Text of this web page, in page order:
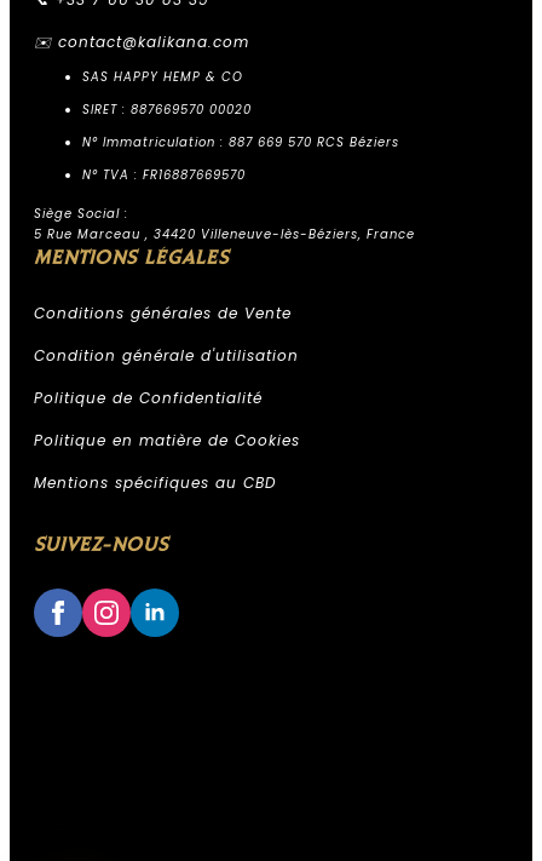
✉️ contact@kalikana.com
SAS HAPPY HEMP & CO
SIRET : 887669570 00020
N° Immatriculation : 887 669 570 RCS Béziers
N° TVA : FR16887669570
Siège Social :
5 Rue Marceau , 34420 Villeneuve-lès-Béziers, France
MENTIONS LÉGALES
Conditions générales de Vente
Condition générale d'utilisation
Politique de Confidentialité
Politique en matière de Cookies
Mentions spécifiques au CBD
SUIVEZ-NOUS
Assistant Kali Kana
IA, réponses instantanées,